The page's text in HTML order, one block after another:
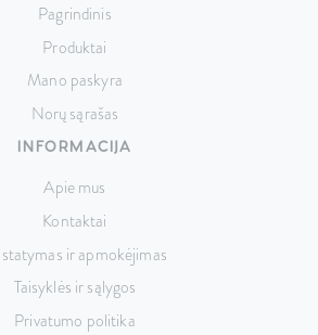
Pagrindinis
Produktai
Mano paskyra
Norų sąrašas
INFORMACIJA
Apie mus
Kontaktai
ir apmokėjimas
Taisyklės ir sąlygos
Privatumo politika